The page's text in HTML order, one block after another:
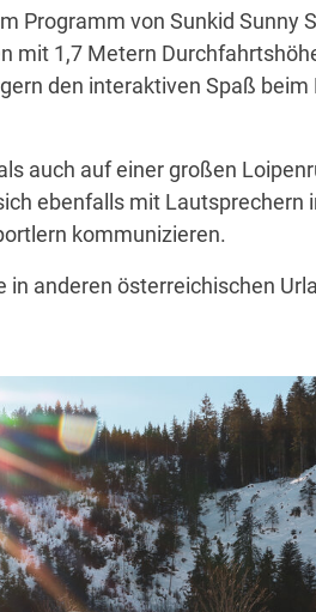
Programm von Sunkid Sunny
mit 1,7 Metern
den interaktiven Spaß beim
auch auf einer großen
ebenfalls mit Lautsprechern
kommunizieren.
anderen österreichischen